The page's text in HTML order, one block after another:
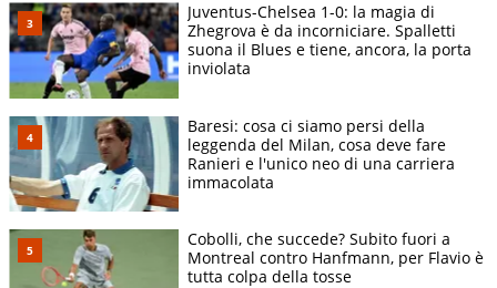
Juventus-Chelsea 1-0: la magia di
Zhegrova è da incorniciare. Spalletti
suona il Blues e tiene, ancora, la porta
inviolata
Baresi: cosa ci siamo persi della
leggenda del Milan, cosa deve fare
Ranieri e l'unico neo di una carriera
immacolata
Cobolli, che succede? Subito fuori a
Montreal contro Hanfmann, per Flavio è
tutta colpa della tosse